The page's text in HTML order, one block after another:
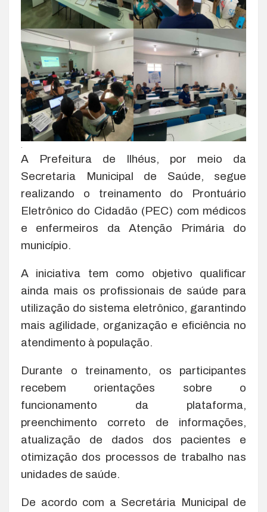
A Prefeitura de Ilhéus, por meio da
Secretaria Municipal de Saúde, segue
realizando o treinamento do Prontuário
Eletrônico do Cidadão (PEC) com médicos
e enfermeiros da Atenção Primária do
município.
A iniciativa tem como objetivo qualificar
ainda mais os profissionais de saúde para
utilização do sistema eletrônico, garantindo
mais agilidade, organização e eficiência no
atendimento à população.
Durante o treinamento, os participantes
recebem orientações sobre o
funcionamento da plataforma,
preenchimento correto de informações,
atualização de dados dos pacientes e
otimização dos processos de trabalho nas
unidades de saúde.
De acordo com a Secretária Municipal de